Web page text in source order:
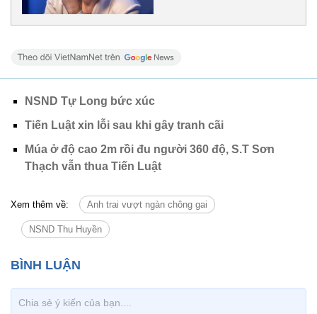
NSND Tự Long bức xúc
Tiến Luật xin lỗi sau khi gây tranh cãi
Múa ở độ cao 2m rồi đu người 360 độ, S.T Sơn
Thạch vẫn thua Tiến Luật
Xem thêm về: Anh trai vượt ngàn chông gai
NSND Thu Huyền